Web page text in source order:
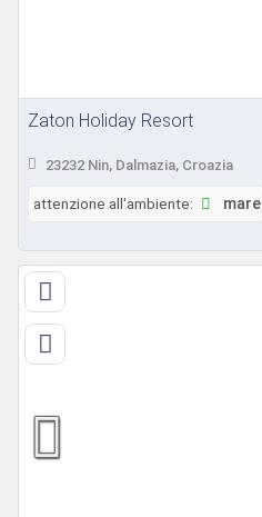
Zaton Holiday Resort
23232 Nin, Dalmazia, Croazia
attenzione all'ambiente: mare